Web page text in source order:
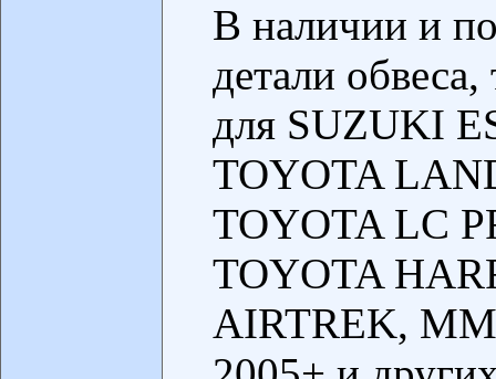
В наличии и
детали
для SUZUKI
TOYOTA
TOYOTA LC
TOYOTA
AIRTREK,